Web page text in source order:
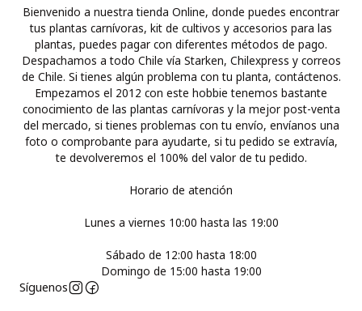
Bienvenido a nuestra tienda Online, donde puedes encontrar
tus plantas carnívoras, kit de cultivos y accesorios para las
plantas, puedes pagar con diferentes métodos de pago.
Despachamos a todo Chile vía Starken, Chilexpress y correos
de Chile. Si tienes algún problema con tu planta, contáctenos.
Empezamos el 2012 con este hobbie tenemos bastante
conocimiento de las plantas carnívoras y la mejor post-venta
del mercado, si tienes problemas con tu envío, envíanos una
foto o comprobante para ayudarte, si tu pedido se extravía,
te devolveremos el 100% del valor de tu pedido.
Horario de atención
Lunes a viernes 10:00 hasta las 19:00
Sábado de 12:00 hasta 18:00
Domingo de 15:00 hasta 19:00
Síguenos